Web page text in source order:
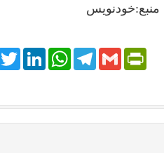
منبع:خودنویس
LinkedIn
WhatsAppTelegramGmail
PrintFriendly